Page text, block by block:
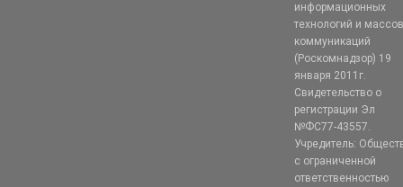
информационных
технологий и
коммуникаций
(Роскомнадзор) 19
января 2011г.
Свидетельство о
регистрации Эл
№ФС77-43557.
Учредитель:
с ограниченной
ответственностью